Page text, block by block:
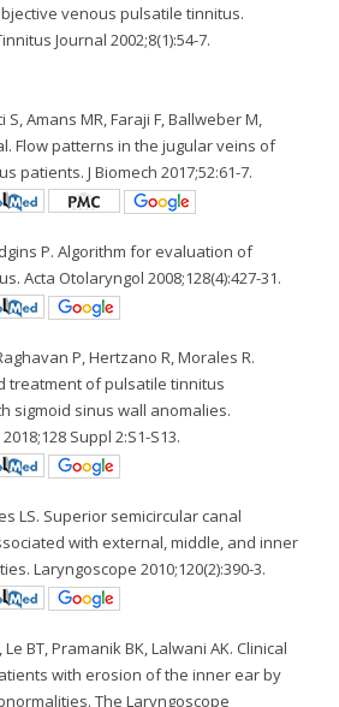
venous pulsatile tinnitus.
Journal 2002;8(1):54-7.
S, Amans MR, Faraji F, Ballweber M,
Flow patterns in the jugular veins of
patients. J Biomech 2017;52:61-7.
P. Algorithm for evaluation of
Acta Otolaryngol 2008;128(4):427-31.
P, Hertzano R, Morales R.
treatment of pulsatile tinnitus
sigmoid sinus wall anomalies.
Suppl 2:S1-S13.
LS. Superior semicircular canal
with external, middle, and inner
Laryngoscope 2010;120(2):390-3.
BT, Pramanik BK, Lalwani AK. Clinical
with erosion of the inner ear by
The Laryngoscope